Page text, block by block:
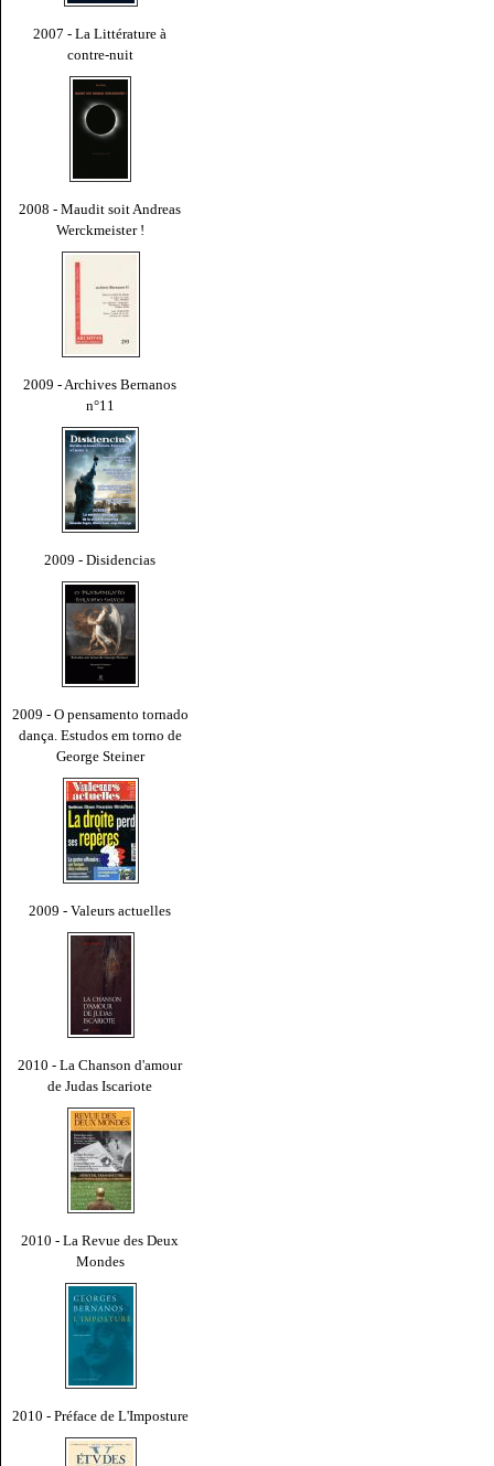
2007 - La Littérature à
contre-nuit
2008 - Maudit soit Andreas
Werckmeister !
2009 - Archives Bernanos
n°11
2009 - Disidencias
2009 - O pensamento tornado
dança. Estudos em torno de
George Steiner
2009 - Valeurs actuelles
2010 - La Chanson d'amour
de Judas Iscariote
2010 - La Revue des Deux
Mondes
2010 - Préface de L'Imposture